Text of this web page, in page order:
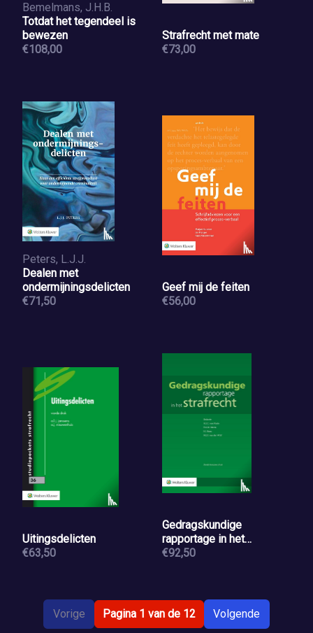
Bemelmans, J.H.B.
Totdat het tegendeel is
bewezen
€108,00
Strafrecht met mate
€73,00
Peters, L.J.J.
Dealen met
ondermijningsdelicten
€71,50
Geef mij de feiten
€56,00
Uitingsdelicten
€63,50
Gedragskundige
rapportage in het
strafrecht
€92,50
Vorige Pagina 1 van de 12 Volgende